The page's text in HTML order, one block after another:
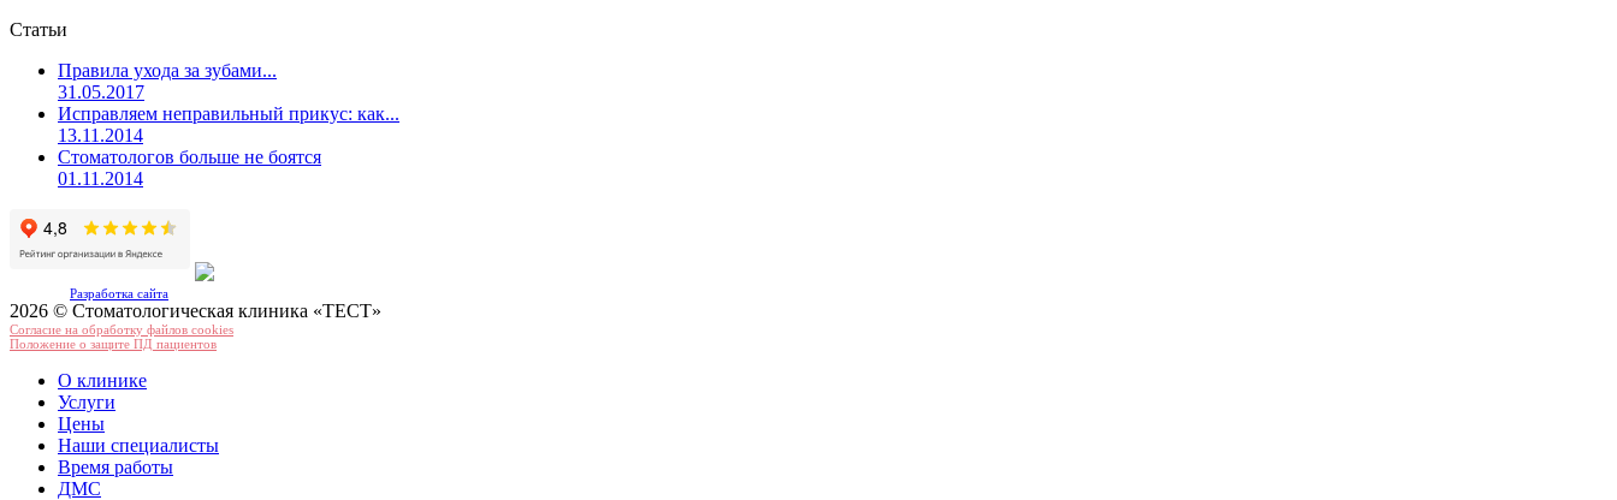
Статьи
Правила ухода за зубами...
31.05.2017
Исправляем неправильный прикус: как...
13.11.2014
Стоматологов больше не боятся
01.11.2014
Разработка сайта
2026 © Стоматологическая клиника «ТЕСТ»
Согласие на обработку файлов cookies
Положение о защите ПД пациентов
О клинике
Услуги
Цены
Наши специалисты
Время работы
ДМС